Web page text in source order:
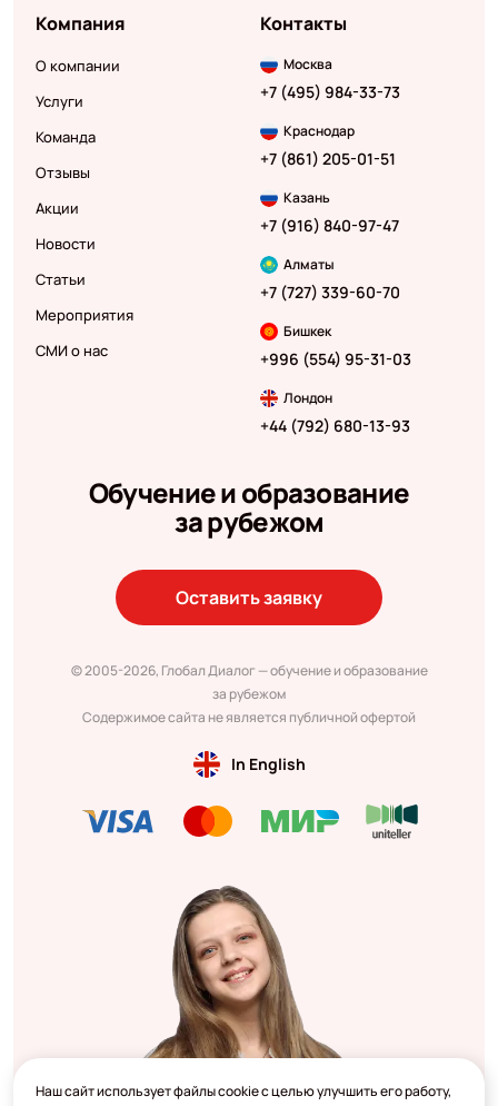
Компания
О компании
Услуги
Команда
Отзывы
Акции
Новости
Статьи
Мероприятия
СМИ о нас
Контакты
Москва
+7 (495) 984-33-73
Краснодар
+7 (861) 205-01-51
Казань
+7 (916) 840-97-47
Алматы
+7 (727) 339-60-70
Бишкек
+996 (554) 95-31-03
Лондон
+44 (792) 680-13-93
Обучение и образование
за рубежом
Оставить заявку
© 2005-2026, Глобал Диалог — обучение и образование
за рубежом
Содержимое сайта не является публичной офертой
In English
Наш сайт использует файлы cookie с целью улучшить его работу,